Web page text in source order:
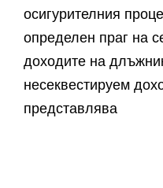
осигурителния
определен праг на
доходите на
несеквестируем
представлява